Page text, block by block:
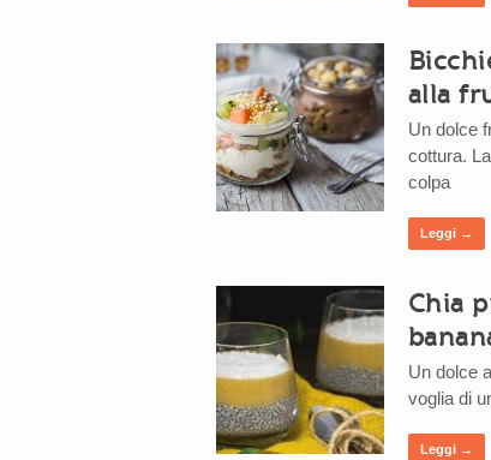
alla
Un dolce
cottura.
colpa
Leggi →
Chia
Un dolce
voglia di
Leggi →